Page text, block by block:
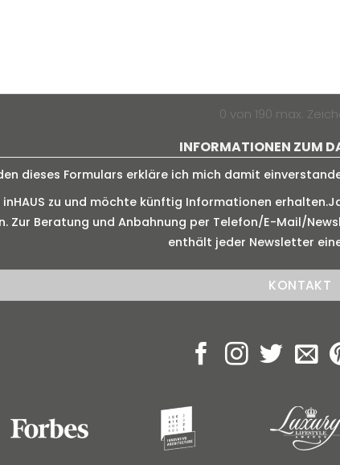
0 von 190 max.
INFORMATIONEN ZUM
dieses Formulars erkläre ich mich damit
zu und möchte künftig Informationen
Zur Beratung und Anbahnung per Telefon/E-Mail/
enthält jeder Newsletter